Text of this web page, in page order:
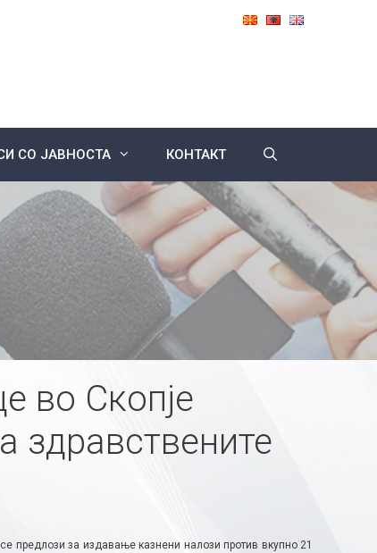
СО ЈАВНОСТА КОНТАКТ
во Скопје
здравствените
предлози за издавање казнени налози против вкупно 21